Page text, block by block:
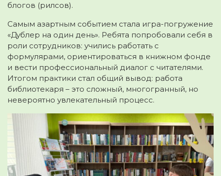
блогов (рилсов).
Самым азартным событием стала игра-погружение
«Дублер на один день». Ребята попробовали себя в
роли сотрудников: учились работать с
формулярами, ориентироваться в книжном фонде
и вести профессиональный диалог с читателями.
Итогом практики стал общий вывод: работа
библиотекаря – это сложный, многогранный, но
невероятно увлекательный процесс.